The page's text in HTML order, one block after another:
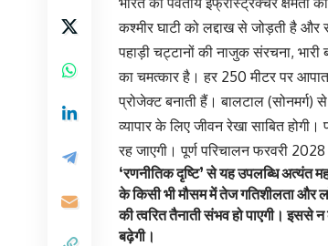
कश्मीर घाटी को लद्दाख से जोड़ती है और
पहाड़ी चट्टानों की नाजुक संरचना,
का चमत्कार है। हर 250 मीटर पर
प्रोजेक्ट बनाती हैं। बालटाल (सोनमर्ग)
व्यापार के लिए जीवन रेखा साबित
रह जाएगी। पूर्ण परिचालन फरवरी
‘रणनीतिक दृष्टि’ से यह उपलब्धि अत्यंत
के किसी भी मौसम में तेज गतिशीलता और
की त्वरित तैनाती संभव हो पाएगी। इससे न
बढ़ेगी।